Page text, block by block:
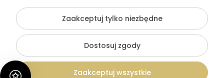
Zaakceptuj tylko niezbędne
Dostosuj zgody
Zaakceptuj wszystkie